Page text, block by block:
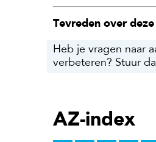
Tevreden over
Heb je vragen naar
verbeteren? Stuur
AZ-index